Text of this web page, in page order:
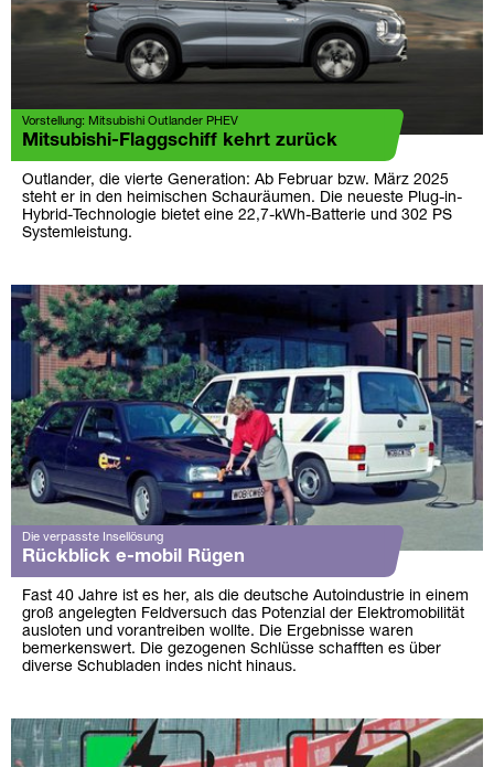
Vorstellung: Mitsubishi Outlander PHEV
Mitsubishi-Flaggschiff kehrt zurück
Outlander, die vierte Generation: Ab Februar bzw. März 2025
steht er in den heimischen Schauräumen. Die neueste Plug-in-
Hybrid-Technologie bietet eine 22,7-kWh-Batterie und 302 PS
Systemleistung.
Die verpasste Insellösung
Rückblick e-mobil Rügen
Fast 40 Jahre ist es her, als die deutsche Autoindustrie in einem
groß angelegten Feldversuch das Potenzial der Elektromobilität
ausloten und vorantreiben wollte. Die Ergebnisse waren
bemerkenswert. Die gezogenen Schlüsse schafften es über
diverse Schubladen indes nicht hinaus.